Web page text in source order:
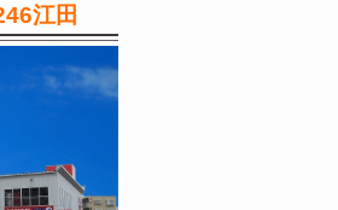
江田